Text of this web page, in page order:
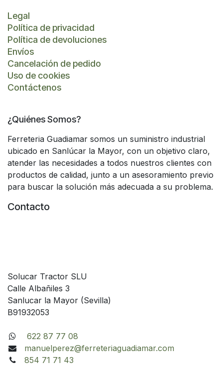
Legal
Política de privacidad
Política de devoluciones
Envíos
Cancelación de pedido
Uso de cookies
Contáctenos
¿Quiénes Somos?
Ferreteria Guadiamar somos un suministro industrial
ubicado en Sanlúcar la Mayor, con un objetivo claro,
atender las necesidades a todos nuestros clientes con
productos de calidad, junto a un asesoramiento previo
para buscar la solución más adecuada a su problema.
Contacto
Solucar Tractor SLU
Calle Albañiles 3
Sanlucar la Mayor (Sevilla)
B91932053
622 87 77 08
manuelperez@ferreteriaguadiamar.com
854 71 71 43